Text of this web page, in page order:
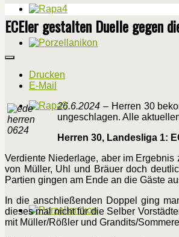
ECEler gestalten Duelle gegen
Drucken
E-Mail
26.6.2024 – Herren 30
ungeschlagen. Alle
Herren 30, Landesliga 1:
Verdiente Niederlage, aber im
von Müller, Uhl und Bräuer doch
Partien gingen am Ende an die Gäste
In die anschließenden Doppel ging
dieses mal nicht für die Selber
mit Müller/Rößler und Grandits/